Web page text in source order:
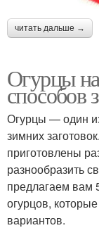
читать дальше →
Огурцы
способов
Огурцы — один
зимних
приготовлены
разнообразить
предлагаем вам
огурцов,
вариантов.